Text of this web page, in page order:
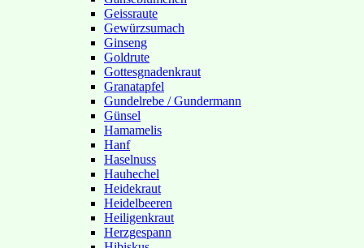
Geissraute
Gewürzsumach
Ginseng
Goldrute
Gottesgnadenkraut
Granatapfel
Gundelrebe / Gundermann
Günsel
Hamamelis
Hanf
Haselnuss
Hauhechel
Heidekraut
Heidelbeeren
Heiligenkraut
Herzgespann